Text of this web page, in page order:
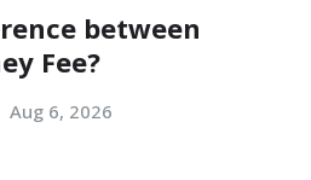
between
Fee?
Aug 6, 2026